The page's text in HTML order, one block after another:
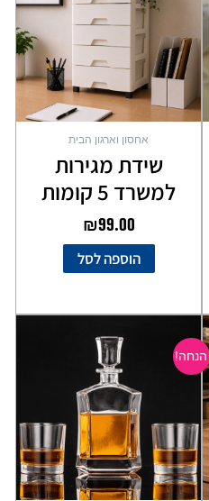
אחסון וארגון הבית
שידת מגירות
למשרד 5 קומות
₪99.00
הוספה לסל
הנחה!
המקורי
היה:
₪99.00.